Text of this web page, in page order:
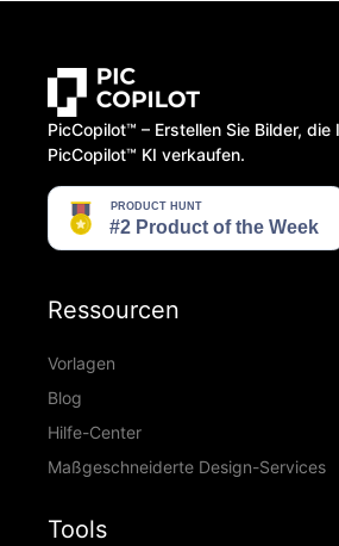
PicCopilot™️ – Erstellen Sie Bilder,
PicCopilot™️ KI verkaufen.
Ressourcen
Vorlagen
Blog
Hilfe-Center
Maßgeschneiderte Design-Services
Tools